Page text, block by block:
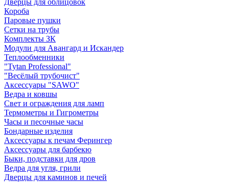
Дверцы для облицовок
Короба
Паровые пушки
Сетки на трубы
Комплекты ЗК
Модули для Авангард и Искандер
Теплообменники
"Tytan Professional"
"Весёлый трубочист"
Аксессуары "SAWO"
Ведра и ковшы
Свет и ограждения для ламп
Термометры и Гигрометры
Часы и песочные часы
Бондарные изделия
Аксессуары к печам Ферингер
Аксессуары для барбекю
Быки, подставки для дров
Ведра для угля, грили
Дверцы для каминов и печей